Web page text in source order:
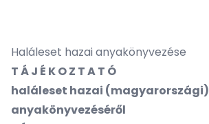
Haláleset hazai anyakönyvezése
T Á J É K O Z T A T Ó
haláleset hazai (magyarországi)
anyakönyvezéséről